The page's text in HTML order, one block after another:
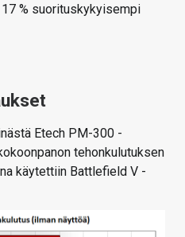
% suorituskykyisempi
Etech PM-300 -
tehonkulutuksen
käytettiin Battlefield V -